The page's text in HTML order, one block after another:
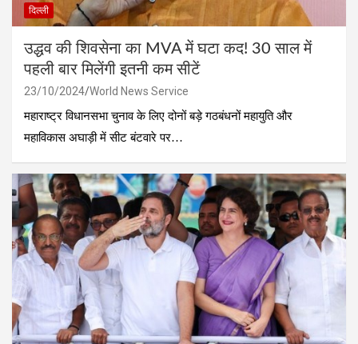
दिल्ली
उद्धव की शिवसेना का MVA में घटा कद! 30 साल में
पहली बार मिलेंगी इतनी कम सीटें
23/10/2024 World News Service
महाराष्ट्र विधानसभा चुनाव के लिए दोनों बड़े गठबंधनों महायुति और
महाविकास अघाड़ी में सीट बंटवारे पर…